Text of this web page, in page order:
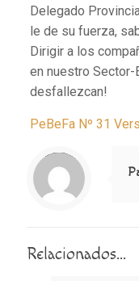
Delegado
le de su fuerza,
Dirigir a los
en nuestro Sector-
desfallezcan!
PeBeFa Nº 31
Notice
: Trying to access array offset on value of type null in
/home/misioner/public_html/padresblancos/themes/betheme/includes/content-single.php
on line
286
Relacionados...